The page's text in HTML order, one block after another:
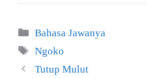
Kategori
Bahasa Jawanya
Tag
Ngoko
Tutup Mulut